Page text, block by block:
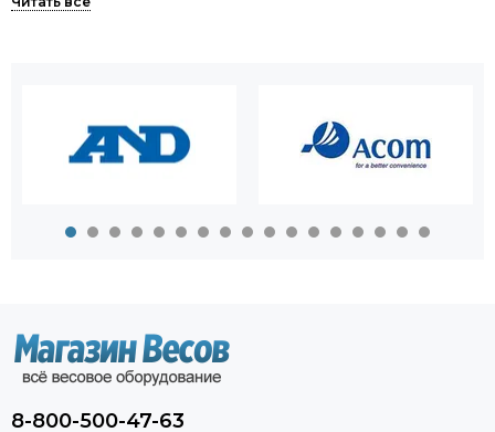
можете купить весы на все случаи жизни,
Большой выбор весов в одном
магазине.
электронные самых различных видов. У нас вы найдете:
аналитические и лабораторные весы;
платформенные весы;
автомобильные весы.
8-800-500-47-63